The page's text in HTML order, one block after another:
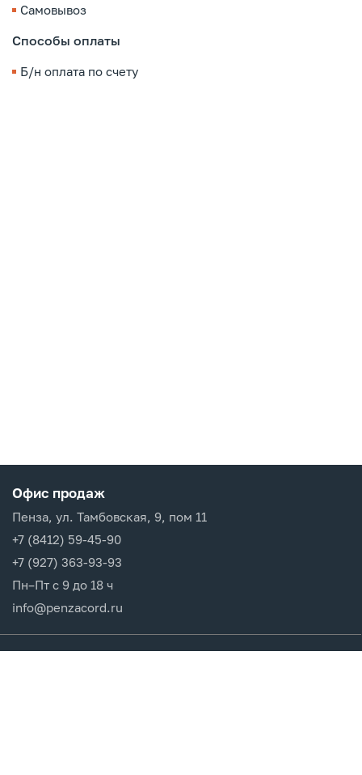
Самовывоз
Способы оплаты
Б/н оплата по счету
Офис продаж
Пенза, ул. Тамбовская, 9, пом 11
+7 (8412) 59-45-90
+7 (927) 363-93-93
Пн–Пт с 9 до 18 ч
info@penzacord.ru
Производители